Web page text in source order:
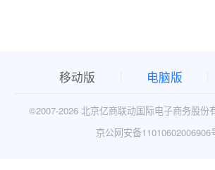
移动版 电脑版
©2007-2026 北京亿商联动国际电子商务股份
京公网安备11010602006906